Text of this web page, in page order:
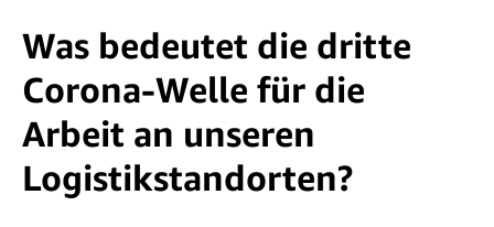
Was bedeutet die dritte
Corona-Welle für die
Arbeit an unseren
Logistikstandorten?